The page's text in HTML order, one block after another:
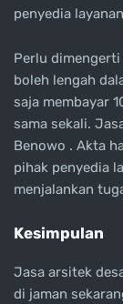
penyedia
Perlu
boleh lengah
saja membayar
sama sekali.
Benowo . Akta
pihak penyedia
menjalankan
Kesimpulan
Jasa arsitek
di jaman